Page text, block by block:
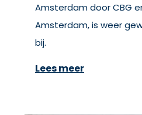
Amsterdam door CBG
Amsterdam, is weer
bij.
Lees meer